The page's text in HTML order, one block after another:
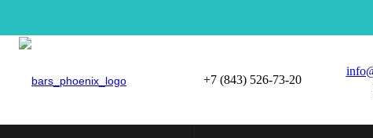
+7 (843) 526-73-20